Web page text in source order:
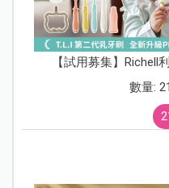
【試用募集】Richell
數量: